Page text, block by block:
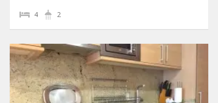
4 2